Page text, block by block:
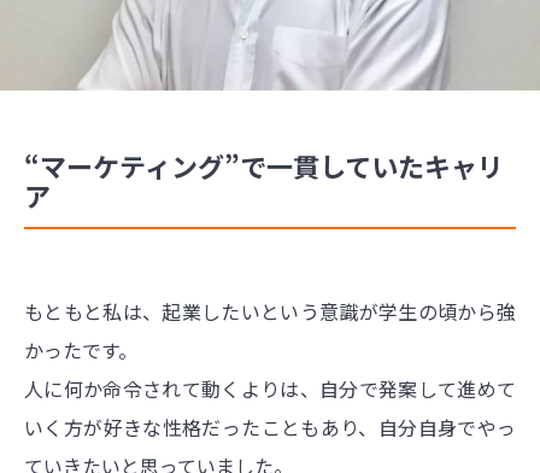
“マーケティング”で一貫していたキャリ
ア
もともと私は、起業したいという意識が学生の頃から強
かったです。
人に何か命令されて動くよりは、自分で発案して進めて
いく方が好きな性格だったこともあり、自分自身でやっ
ていきたいと思っていました。